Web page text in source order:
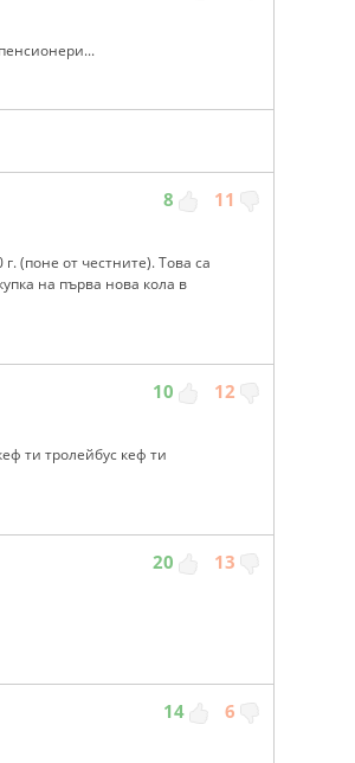
8 11
(поне от честните). Това са
на първа нова кола в
10 12
ти тролейбус кеф ти
20 13
14 6